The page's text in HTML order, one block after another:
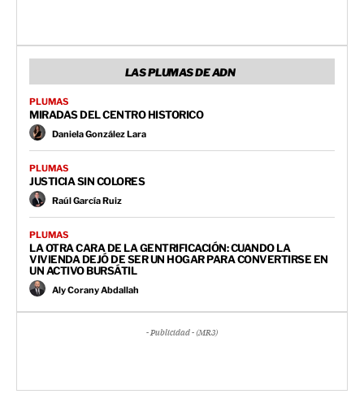
LAS PLUMAS DE ADN
PLUMAS
MIRADAS DEL CENTRO HISTORICO
Daniela González Lara
PLUMAS
JUSTICIA SIN COLORES
Raúl García Ruiz
PLUMAS
LA OTRA CARA DE LA GENTRIFICACIÓN: CUANDO LA
VIVIENDA DEJÓ DE SER UN HOGAR PARA CONVERTIRSE EN
UN ACTIVO BURSÁTIL
Aly Corany Abdallah
- Publicidad - (MR3)